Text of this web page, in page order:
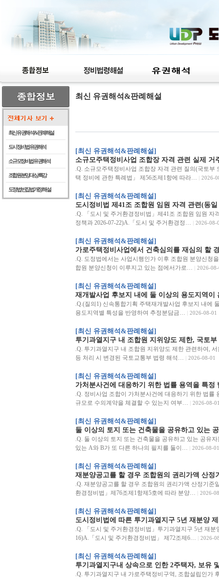
최신 유권해석 & 판례해설
도시정비법 유권해석
소규모정비법 유권해석
조합원 분양 대상 특강
도정법 빈집법 개정 해설
최신 유권해석&판례해설
[최신 유권해석&판례해설]
소규모주택정비사업 조합장 자격 관련 실제 거
.Q. 소규모주택정비사업 조합장 자격 관련 질의(국토부
택 정비에 관한 특례법」 제56조제1항에 따라…
2026-
[최신 유권해석&판례해설]
도시정비법 제41조 조합원 임원 자격 관련(동
.Q. 「도시 및 주거환경정비법」제41조 조합원 임원
정책과 2026-07-22)A.「도시 및 주거환경정…
2026-08-
[최신 유권해석&판례해설]
가로주택정비사업에서 건축심의를 재심의 할
.Q. 도정법에서는 사업시행인가 이후 조합원 분양신청
합원 분양신청이 이루지고 있는 점에서가로…
2026-
[최신 유권해석&판례해설]
재개발사업 후보지 내에 둘 이상의 용도지역이
.Q.(질의1) 신속통합기획 주택재개발사업 후보지 내에
용도지역별 특성을 반영하여 추정분담금…
2026-08-01
[최신 유권해석&판례해설]
투기과열지구 내 조합원 지위양도 제한, 국토
.Q. 투기과열지구 내 조합원 지위양도 제한 관련하여,
등 처리 시 변경된 국토교통부 법령 해석…
2026-08-01
[최신 유권해석&판례해설]
가처분사건에 대응하기 위한 법률 용역을 특
.Q. 정비사업 조합이 가처분사건에 대응하기 위한 법률
규모로 수의계약을 체결할 수 있는지 여부…
2026-08-
[최신 유권해석&판례해설]
둘 이상의 토지 또는 건축물을 공유하고 있는
.Q. 둘 이상의 토지 또는 건축물을 공유하고 있는 공유
있는 A와 B가 또 다른 하나의 필지를 둘이…
2026-08-01
[최신 유권해석&판례해설]
재분양공고를 할 경우 조합원의 권리가액 산정
.Q. 재분양공고를 할 경우 조합원의 권리가액 산정기준
환경정비법」제76조제1항제5호에 따라 분양…
2026-
[최신 유권해석&판례해설]
도시정비법에 따른 투기과열지구 5년 재분양
.Q. 「도시 및 주거환경정비법」투기과열지구 5년 재
16)A.「도시 및 주거환경정비법」 제72조제6…
2026-
[최신 유권해석&판례해설]
투기과열지구내 상속으로 인한 2주택자, 보유
.Q. 투기과열지구 내 가로주택정비구역, 조합설립인가